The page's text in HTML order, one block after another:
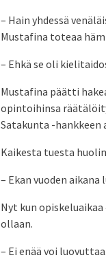
– Hain yhdessä
Mustafina toteaa
– Ehkä se oli
Mustafina päätti
opintoihinsa
Satakunta -hankkeen
Kaikesta tuesta
– Ekan vuoden
Nyt kun
ollaan.
– Ei enää voi